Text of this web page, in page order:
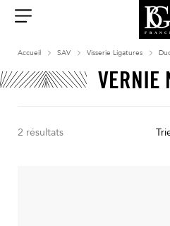
contenu
Accueil SAV Visserie Ligatures
VERNIE
2 résultats